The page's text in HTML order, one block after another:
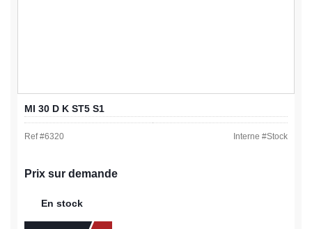
MI 30 D K ST5 S1
Ref #6320 Interne #Stock
Prix sur demande
En stock